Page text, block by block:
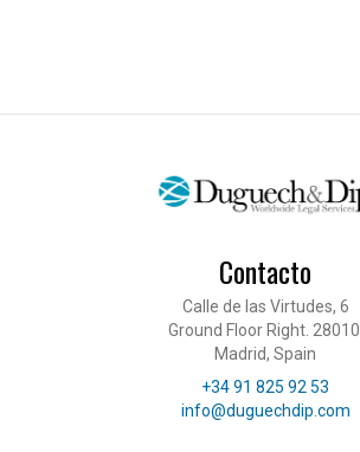
Contacto
Calle de las Virtudes, 6
Ground Floor Right. 28010.
Madrid, Spain
Teléfono
+34 91 825 92 53
Correo electrónico
info@duguechdip.com